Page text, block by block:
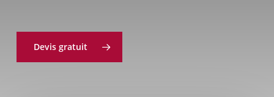
Devis gratuit